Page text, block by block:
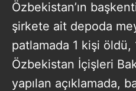
Özbekistan’ın
şirkete ait depoda
patlamada 1 kişi öldü,
Özbekistan İçişleri
yapılan açıklamada,